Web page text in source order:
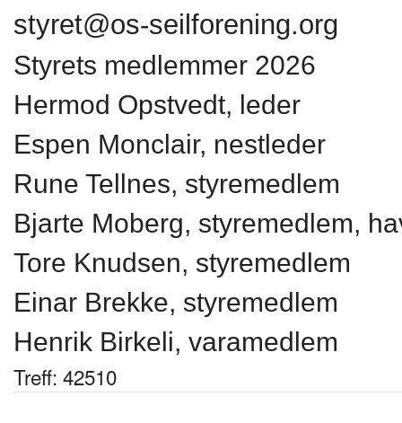
styret@os-seilforening.org
Styrets medlemmer 2026
Hermod Opstvedt, leder
Espen Monclair, nestleder
Rune Tellnes, styremedlem
Bjarte Moberg, styremedlem,
Tore Knudsen, styremedlem
Einar Brekke, styremedlem
Henrik Birkeli, varamedlem
Treff: 42510